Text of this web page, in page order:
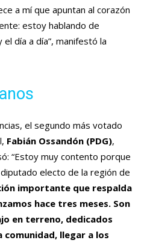
a mí que apuntan al corazón
estoy hablando de
día a día”, manifestó la
el segundo más votado
Fabián Ossandón (PDG),
“Estoy muy contento porque
electo de la región de
importante que respalda
hace tres meses. Son
en terreno, dedicados
comunidad, llegar a los